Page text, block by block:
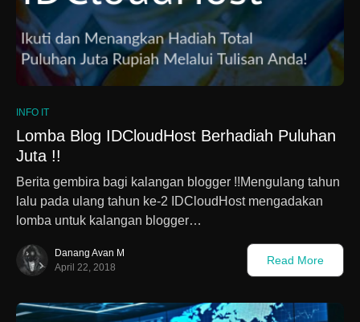
INFO IT
Lomba Blog IDCloudHost Berhadiah Puluhan
Juta !!
Berita gembira bagi kalangan blogger !!Mengulang tahun
lalu pada ulang tahun ke-2 IDCloudHost mengadakan
lomba untuk kalangan blogger…
Danang Avan M
April 22, 2018
Read More